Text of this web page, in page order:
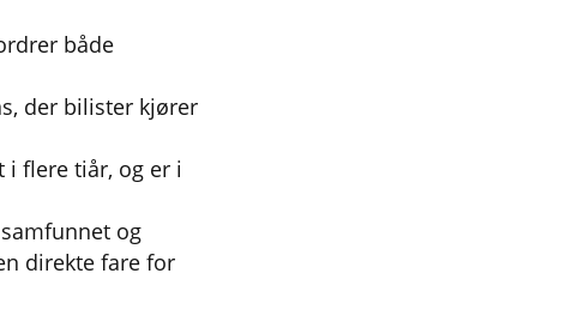
både
der bilister kjører
i flere tiår, og er i
og
direkte fare for